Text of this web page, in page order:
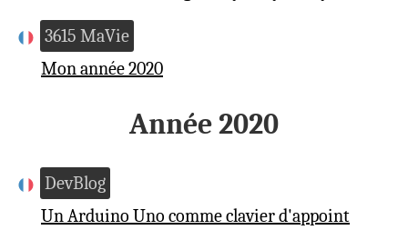
3615 MaVie
Mon année 2020
Année 2020
DevBlog
Un Arduino Uno comme clavier d'appoint